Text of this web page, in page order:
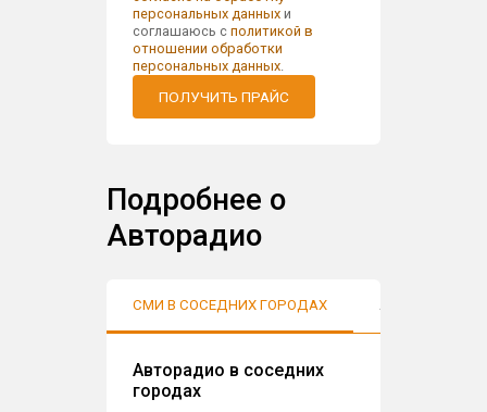
персональных данныхи
соглашаюсь с политикой в
отношении обработки
персональных данных.
ПОЛУЧИТЬ ПРАЙС
Подробнее о
Авторадио
СМИ В СОСЕДНИХ ГОРОДАХ АУДИТОРИЯ
Авторадио в соседних
городах